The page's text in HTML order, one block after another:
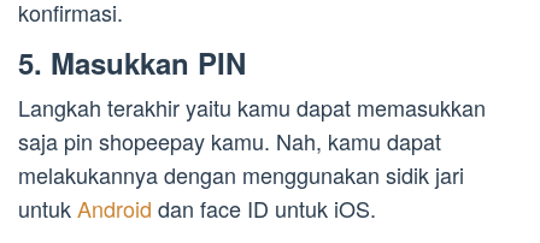
konfirmasi.
5. Masukkan PIN
Langkah terakhir yaitu kamu dapat memasukkan
saja pin shopeepay kamu. Nah, kamu dapat
melakukannya dengan menggunakan sidik jari
untukAndroid dan face ID untuk iOS.